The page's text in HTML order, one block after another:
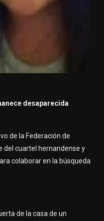
desaparecida
de la Federación de
del cuartel hernandense y
colaborar en la búsqueda
de la casa de un